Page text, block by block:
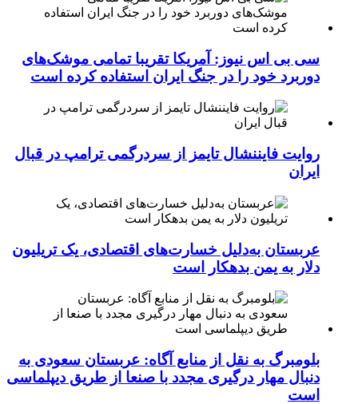
سی بی اس نیوز: آمریکا تقریبا تمامی موشک‌های
دوربرد خود را در جنگ ایران استفاده کرده است
روایت فایننشال تایمز از سردرگمی ترامپ در قبال
ایران
عربستان به‌دلیل خسارت‌های اقتصادی، یک تریلیون
دلار به یمن بدهکار است
بلومبرگ به نقل از منابع آگاه: عربستان سعودی به
دنبال مهار درگیری مجدد با صنعا از طریق دیپلماسی
است